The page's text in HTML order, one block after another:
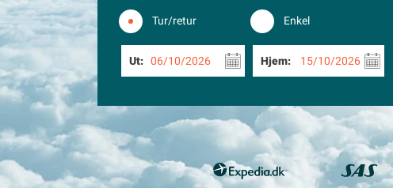
Tur/retur Enkel
Ut: 06/10/2026 Hjem: 15/10/2026